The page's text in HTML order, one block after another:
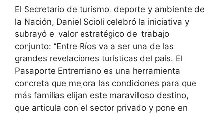
El Secretario de turismo, deporte y ambiente de
la Nación, Daniel Scioli celebró la iniciativa y
subrayó el valor estratégico del trabajo
conjunto: “Entre Ríos va a ser una de las
grandes revelaciones turísticas del país. El
Pasaporte Entrerriano es una herramienta
concreta que mejora las condiciones para que
más familias elijan este maravilloso destino,
que articula con el sector privado y pone en